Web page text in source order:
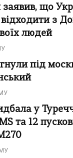
заявив, що
з
людей
під
у
та 12